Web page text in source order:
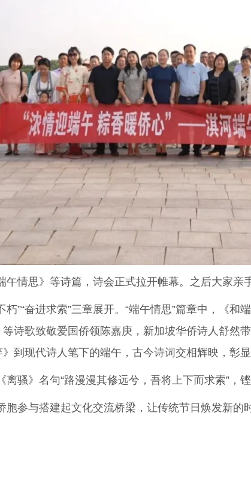
思》等诗篇，诗会正式拉开帷幕。之后大家亲
奋进求索”三章展开。“端午情思”篇章中，《和
诗歌致敬爱国侨领陈嘉庚，新加坡华侨诗人舒
到现代诗人笔下的端午，古今诗词交相辉映，彰
》名句“路漫漫其修远兮，吾将上下而求索”，铿
与搭建起文化交流桥梁，让传统节日焕发新的时